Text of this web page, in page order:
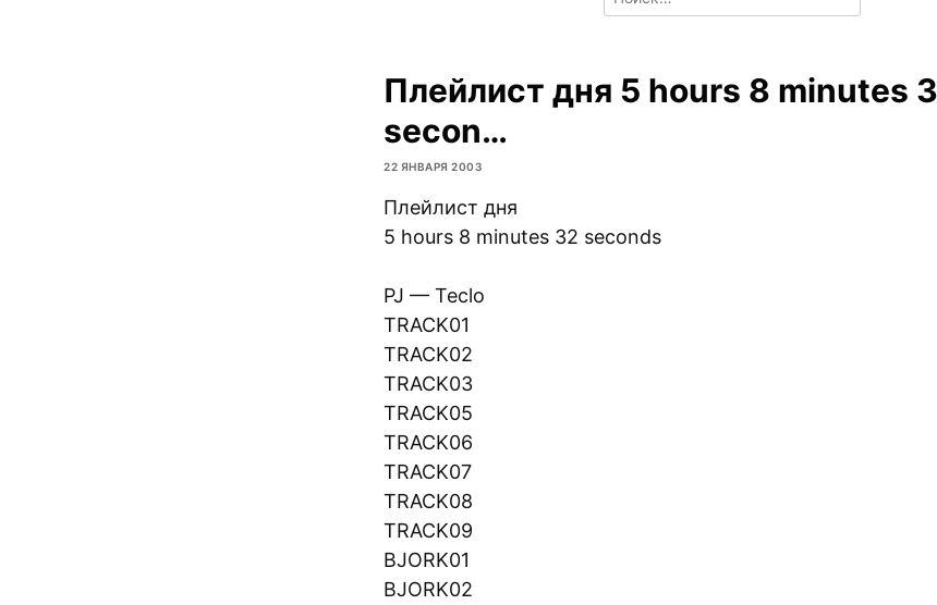
for:
Плейлист дня 5 hours 8 minutes
secon…
22 ЯНВАРЯ 2003
Плейлист дня
5 hours 8 minutes 32 seconds
PJ — Teclo
TRACK01
TRACK02
TRACK03
TRACK05
TRACK06
TRACK07
TRACK08
TRACK09
BJORK01
BJORK02